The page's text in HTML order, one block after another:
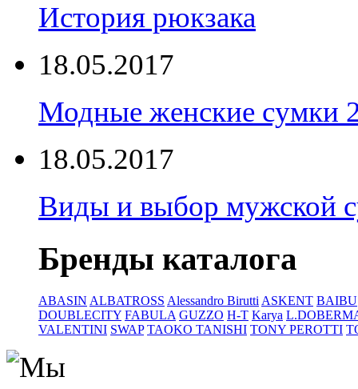
История рюкзака
18.05.2017
Модные женские сумки
18.05.2017
Виды и выбор мужской
Бренды каталога
ABASIN ALBATROSS Alessandro Birutti ASKENT BAIBU
DOUBLECITY FABULA GUZZO H-T Karya
VALENTINI SWAP TAOKO TANISHI TONY PEROTTI